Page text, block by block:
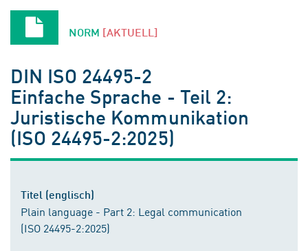
NORM [AKTUELL]
DIN ISO 24495-2
Einfache Sprache - Teil 2:
Juristische Kommunikation
(ISO 24495-2:2025)
Titel (englisch)
Plain language - Part 2: Legal communication
(ISO 24495-2:2025)